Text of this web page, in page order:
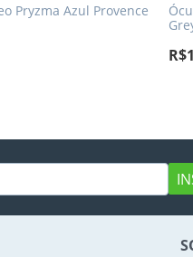
Pryzma Azul Provence
R$